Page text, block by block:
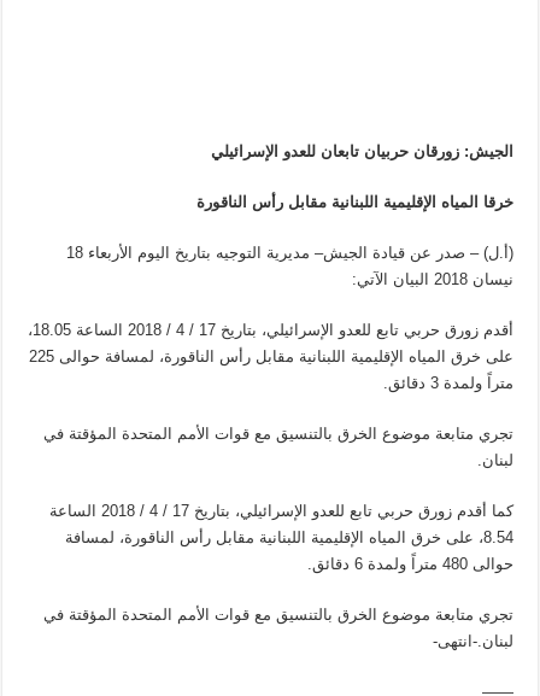
الجيش: زورقان حربيان تابعان للعدو الإسرائيلي
خرقا المياه الإقليمية اللبنانية مقابل رأس الناقورة
(أ.ل) – صدر عن قيادة الجيش– مديرية التوجيه بتاريخ اليوم الأربعاء 18
نيسان 2018 البيان الآتي:
أقدم زورق حربي تابع للعدو الإسرائيلي، بتاريخ 17 / 4 / 2018 الساعة 18.05،
على خرق المياه الإقليمية اللبنانية مقابل رأس الناقورة، لمسافة حوالى 225
متراً ولمدة 3 دقائق.
تجري متابعة موضوع الخرق بالتنسيق مع قوات الأمم المتحدة المؤقتة في
لبنان.
كما أقدم زورق حربي تابع للعدو الإسرائيلي، بتاريخ 17 / 4 / 2018 الساعة
8.54، على خرق المياه الإقليمية اللبنانية مقابل رأس الناقورة، لمسافة
حوالى 480 متراً ولمدة 6 دقائق.
تجري متابعة موضوع الخرق بالتنسيق مع قوات الأمم المتحدة المؤقتة في
لبنان.-انتهى-
——